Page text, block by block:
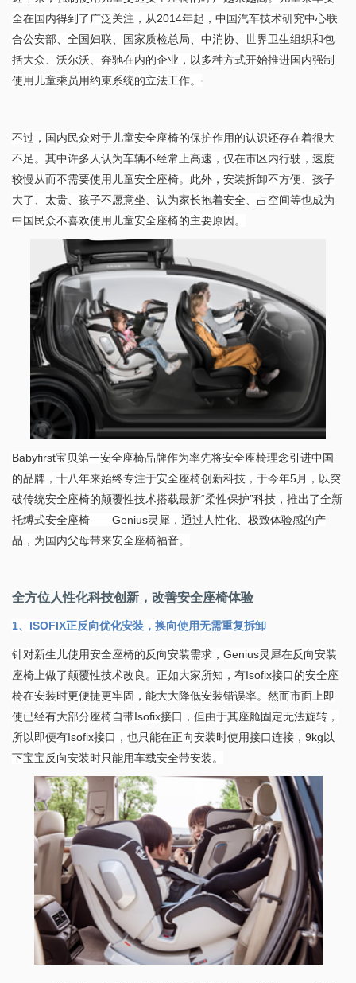
全在国内得到了广泛关注，从2014年起，中国汽车技术研究中心联
合公安部、全国妇联、国家质检总局、中消协、世界卫生组织和包
括大众、沃尔沃、奔驰在内的企业，以多种方式开始推进国内强制
使用儿童乘员用约束系统的立法工作。
不过，国内民众对于儿童安全座椅的保护作用的认识还存在着很大
不足。其中许多人认为车辆不经常上高速，仅在市区内行驶，速度
较慢从而不需要使用儿童安全座椅。此外，安装拆卸不方便、孩子
大了、太贵、孩子不愿意坐、认为家长抱着安全、占空间等也成为
中国民众不喜欢使用儿童安全座椅的主要原因。
Babyfirst宝贝第一安全座椅品牌作为率先将安全座椅理念引进中国
的品牌，十八年来始终专注于安全座椅创新科技，于今年5月，以突
破传统安全座椅的颠覆性技术搭载最新“柔性保护”科技，推出了全新
托缚式安全座椅——Genius灵犀，通过人性化、极致体验感的产
品，为国内父母带来安全座椅福音。
全方位人性化科技创新，改善安全座椅体验
1、ISOFIX正反向优化安装，换向使用无需重复拆卸
针对新生儿使用安全座椅的反向安装需求，Genius灵犀在反向安装
座椅上做了颠覆性技术改良。正如大家所知，有Isofix接口的安全座
椅在安装时更便捷更牢固，能大大降低安装错误率。然而市面上即
使已经有大部分座椅自带Isofix接口，但由于其座舱固定无法旋转，
所以即便有Isofix接口，也只能在正向安装时使用接口连接，9kg以
下宝宝反向安装时只能用车载安全带安装。